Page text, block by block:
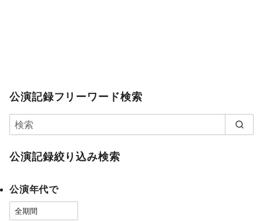
公演記録フリーワード検索
公演記録絞り込み検索
公演年代で